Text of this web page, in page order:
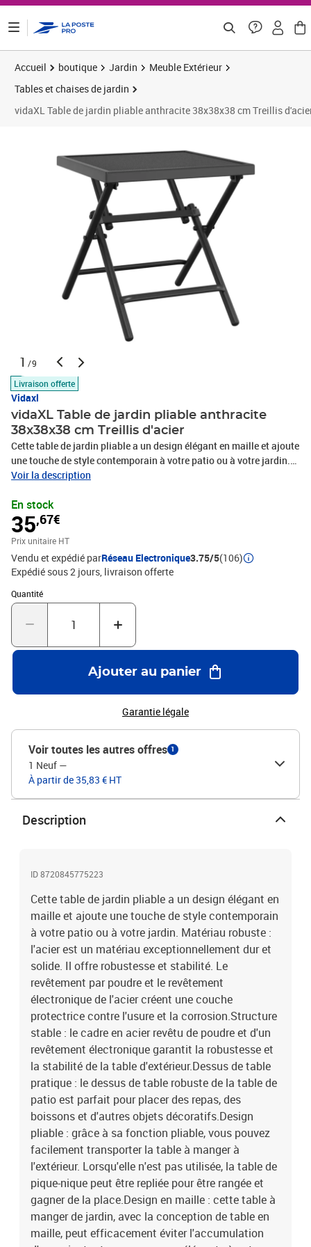
Accueil boutique Jardin
Meuble Extérieur
Tables et chaises de jardin
vidaXL Table de jardin pliable anthracite 38x38x38 cm Treillis
1 /9
Livraison offerte
Vidaxl
vidaXL Table de jardin pliable anthracite
38x38x38 cm Treillis d'acier
Cette table de jardin pliable a un design élégant en maille et ajoute
une touche de style contemporain à votre patio ou à votre jardin.
Matériau robuste : l'acier est un matériau exceptionnellement dur
et le revêtement électronique de l'acier créent une couche
protectrice contre l'usure et la corrosion.Structure stable : le cadre
en acier revêtu de poudre et d'un revêtement électronique garantit
la robustesse et la stabilité de la table d'extérieur.Dessus de table
pratique : le dessus de table robuste de la table de patio est parfait
pour placer des repas, des boissons et d'autres objets
décoratifs.Design pliable : grâce à sa fonction pliable, vous
pouvez facilement transporter la table à manger à l'extérieur.
Lorsqu'elle n'est pas utilisée, la table de pique-nique peut être
cette table à manger de jardin, avec la conception de table en
maille, peut efficacement éviter l'accumulation d'eau, ajoutant une
apparence élégante à votre espace de vie extérieur. Remarque
:Pour que vos meubles d'extérieur restent beaux, nous vous
recommandons de les protéger avec une housse
revêtement électronique et un revêtement en poudre)Dimensions :
38 x 38 x 38 cm (L x l x H)L'assemblage est requis
Voir la description
En stock
35,67€
Prix unitaire HT
Vendu et expédié parRéseau Electronique3.75/5(106)
Expédié sous 2 jours livraison offerte
Quantité
Quantité : 1
Ajouter au panier
Garantie légale
Voir toutes les autres offres 1
1 Neuf —
À partir de 35,83 € HT
Description
ID 8720845775223
Cette table de jardin pliable a un design élégant en
maille et ajoute une touche de style contemporain
à votre patio ou à votre jardin. Matériau robuste :
l'acier est un matériau exceptionnellement dur et
solide. Il offre robustesse et stabilité. Le
revêtement par poudre et le revêtement
électronique de l'acier créent une couche
protectrice contre l'usure et la corrosion.Structure
stable : le cadre en acier revêtu de poudre et d'un
revêtement électronique garantit la robustesse et
la stabilité de la table d'extérieur.Dessus de table
pratique : le dessus de table robuste de la table de
patio est parfait pour placer des repas, des
boissons et d'autres objets décoratifs.Design
pliable : grâce à sa fonction pliable, vous pouvez
facilement transporter la table à manger à
l'extérieur. Lorsqu'elle n'est pas utilisée, la table de
pique-nique peut être repliée pour être rangée et
gagner de la place.Design en maille : cette table à
manger de jardin, avec la conception de table en
maille, peut efficacement éviter l'accumulation